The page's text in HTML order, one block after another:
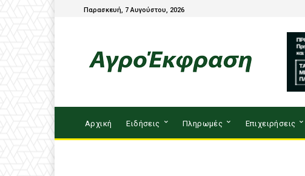
Παρασκευή, 7 Αυγούστου, 2026
Αρχική Ειδήσεις Πληρωμές Επιχειρήσεις